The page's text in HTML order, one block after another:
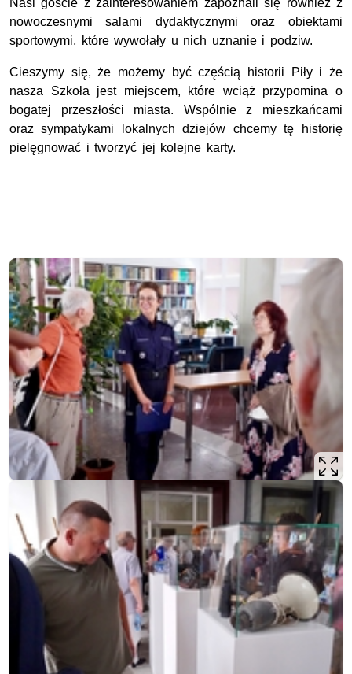
Nasi goście z zainteresowaniem zapoznali się również z
nowoczesnymi salami dydaktycznymi oraz obiektami
sportowymi, które wywołały u nich uznanie i podziw.
Cieszymy się, że możemy być częścią historii Piły i że
nasza Szkoła jest miejscem, które wciąż przypomina o
bogatej przeszłości miasta. Wspólnie z mieszkańcami
oraz sympatykami lokalnych dziejów chcemy tę historię
pielęgnować i tworzyć jej kolejne karty.